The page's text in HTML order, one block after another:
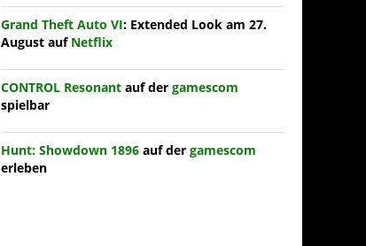
Grand Theft Auto VI: Extended Look am 27.
August auf Netflix
CONTROL Resonant auf der gamescom
spielbar
Hunt: Showdown 1896 auf der gamescom
erleben